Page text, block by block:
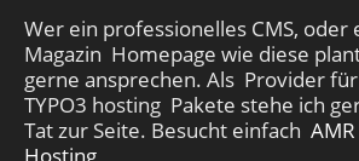
Wer ein professionelles CMS, oder
Magazin Homepage wie diese
gerne ansprechen. Als Provider
TYPO3 hosting Pakete stehe ich
Tat zur Seite. Besucht einfach